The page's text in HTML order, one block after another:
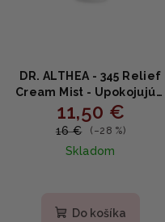
DR. ALTHEA - 345 Relief
Cream Mist - Upokojujúci
krémový sprej s ryžovou
vodou, kyselinou
panthenolom 60ml
11,50 €
16 € (–28 %)
Skladom
produktu
Do košíka